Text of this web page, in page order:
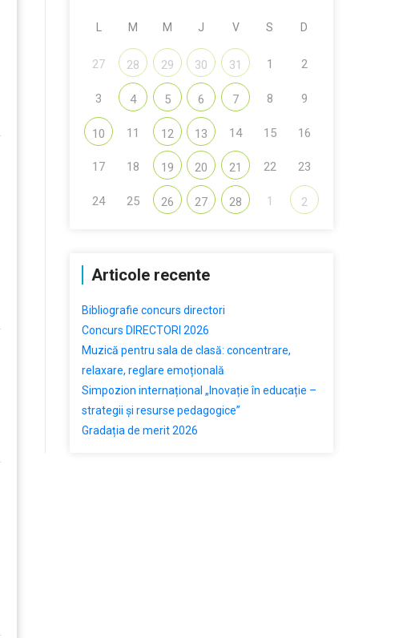
M M J V S D
27 28 29 30 31 1 2
3 4 5 6 7 8 9
10 11 12 13 14 15 16
17 18 19 20 21 22 23
24 25 26 27 28 1 2
Articole recente
Bibliografie concurs directori
Concurs DIRECTORI 2026
Muzică pentru sala de clasă: concentrare,
relaxare, reglare emoțională
Simpozion internațional „Inovație în educație –
strategii și resurse pedagogice”
Gradația de merit 2026